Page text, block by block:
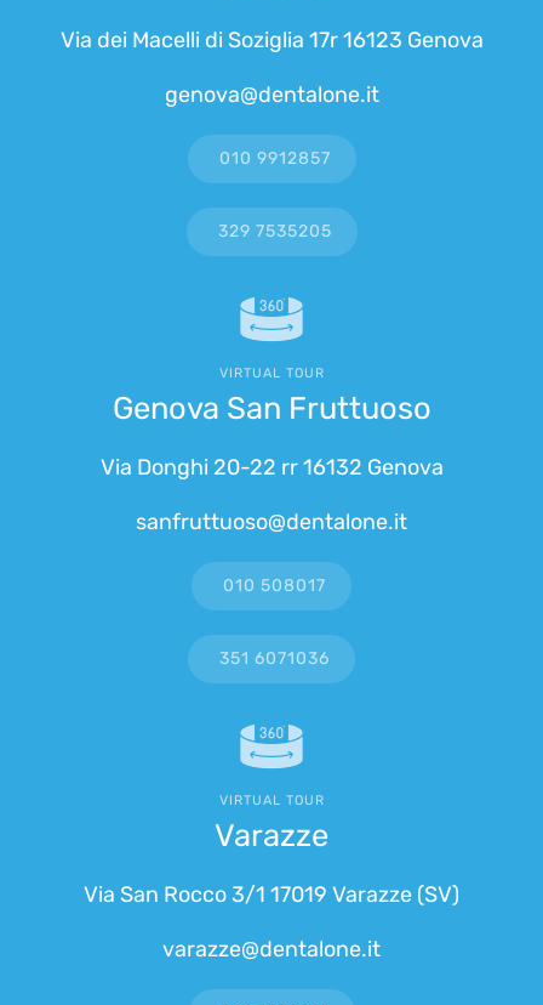
Via dei Macelli di Soziglia 17r 16123 Genova
genova@dentalone.it
010 9912857
329 7535205
VIRTUAL TOUR
Genova San Fruttuoso
Via Donghi 20-22 rr 16132 Genova
sanfruttuoso@dentalone.it
010 508017
351 6071036
VIRTUAL TOUR
Varazze
Via San Rocco 3/1 17019 Varazze (SV)
varazze@dentalone.it